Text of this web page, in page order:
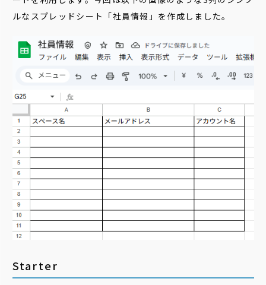
ルなスプレッドシート「社員情報」を作成しました。
Starter